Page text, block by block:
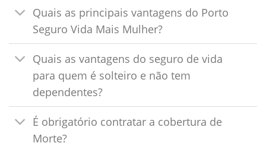
Quais as principais vantagens do Porto
Seguro Vida Mais Mulher?
Quais as vantagens do seguro de vida
para quem é solteiro e não tem
dependentes?
É obrigatório contratar a cobertura de
Morte?